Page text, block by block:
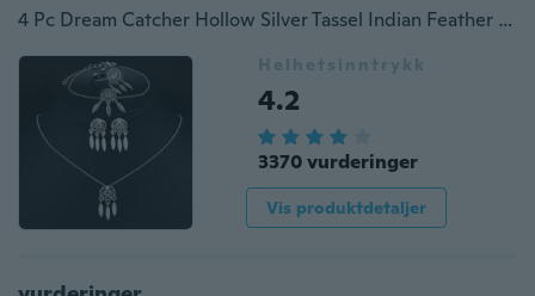
4 Pc Dream Catcher Hollow Silver Tassel Indian Feather All-Match Women Necklace Stud Earring Armbånd & Ring Bohemia Style Fashion Fine Smykker Sett Gaver
Helhetsinntrykk
4.2
3370 vurderinger
Vis produktdetaljer